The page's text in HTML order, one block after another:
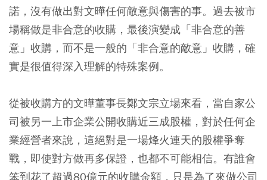
諾，沒有做出對文曄任何敵意與傷害的事。過去被市
場稱做是非合意的收購，最後演變成「非合意的善
意」收購，而不是一般的「非合意的敵意」收購，確
實是很值得深入理解的特殊案例。
從被收購方的文曄董事長鄭文宗立場來看，當自家公
司被另一上市企業公開收購近三成股權，對於任何企
業經營者來說，這絕對是一場烽火連天的股權爭奪
戰，即使對方做再多保證，也都不可能相信。有誰會
笨到花了超過80億元的收購金額，只是為了來做公司